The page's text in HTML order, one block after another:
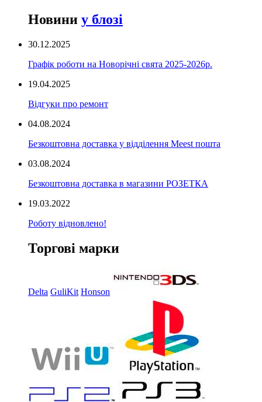
Новини у блозі
30.12.2025
Графік роботи на Новорічні свята 2025-2026р.
19.04.2025
Відгуки про ремонт
04.08.2024
Безкоштовна доставка у відділення Meest пошта
03.08.2024
Безкоштовна доставка в магазини РОЗЕТКА
19.03.2022
Роботу відновлено!
Торгові марки
Delta GuliKit Honson